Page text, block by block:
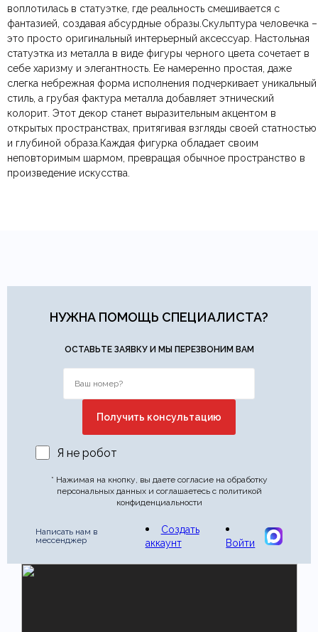
воплотилась в статуэтке, где реальность смешивается с
фантазией, создавая абсурдные образы.Cкульптура человечка –
это просто оригинальный интерьерный аксессуар. Настольная
статуэтка из металла в виде фигуры черного цвета сочетает в
себе харизму и элегантность. Ее намеренно простая, даже
слегка небрежная форма исполнения подчеркивает уникальный
стиль, а грубая фактура металла добавляет этнический
колорит. Этот декор станет выразительным акцентом в
открытых пространствах, притягивая взгляды своей статностью
и глубиной образа.Каждая фигурка обладает своим
неповторимым шармом, превращая обычное пространство в
произведение искусства.
Размеры ШxГxВ 60х240х90мм.
Тип продажи
Яндекс.Доставка — доставка в день заказа.
физических лиц.
Онлайн оплата картой— быстрая и безопасная через
сайт.
Ваша общая оценка
Заголовок вашего отзыва
Ваш отзыв
Ваше имя
Ваша эл.почта
НУЖНА ПОМОЩЬ СПЕЦИАЛИСТА?
ОСТАВЬТЕ ЗАЯВКУ И МЫ ПЕРЕЗВОНИМ ВАМ
Я не робот
* Нажимая на кнопку, вы даете согласие на обработку
персональных данных и соглашаетесь с политикой
конфиденциальности
Написать нам в
мессенджер
Создать
аккаунт
Войти